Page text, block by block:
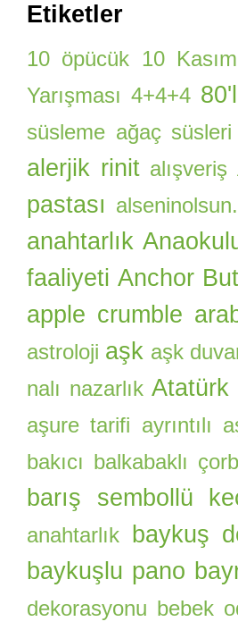
Etiketler
10 öpücük 10
Yarışması 4+4+4
süsleme ağaç süsleri
alerjik rinit alışveriş
pastası
anahtarlık
faaliyeti Anchor
apple crumble
astroloji aşk aşk
nalı nazarlık Atatürk
aşure tarifi ayrıntılı
bakıcı
balkabaklı
barış sembollü
anahtarlık
baykuş
baykuşlu pano
dekorasyonu bebek